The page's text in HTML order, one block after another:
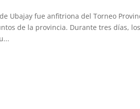
Ubajay fue anfitriona del Torneo
de la provincia. Durante tres días,